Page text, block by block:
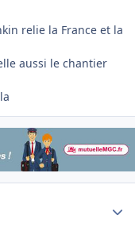
relie la France et la
aussi le chantier